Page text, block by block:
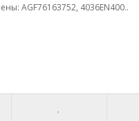
AGF76163752, 4036EN400..